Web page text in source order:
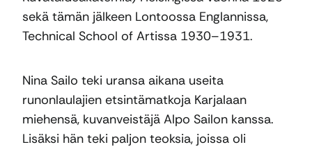
sekä tämän jälkeen Lontoossa Englannissa,
Technical School of Artissa 1930–1931.
Nina Sailo teki uransa aikana useita
runonlaulajien etsintämatkoja Karjalaan
miehensä, kuvanveistäjä Alpo Sailon kanssa.
Lisäksi hän teki paljon teoksia, joissa oli